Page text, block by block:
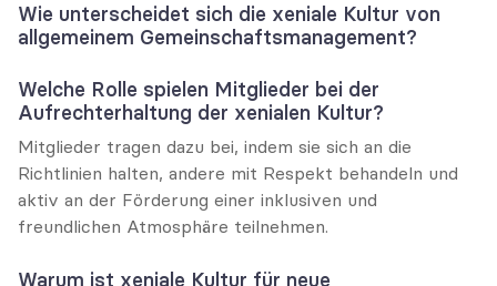
Wie unterscheidet sich die xeniale Kultur von
allgemeinem Gemeinschaftsmanagement?
Welche Rolle spielen Mitglieder bei der
Aufrechterhaltung der xenialen Kultur?
Mitglieder tragen dazu bei, indem sie sich an die
Richtlinien halten, andere mit Respekt behandeln und
aktiv an der Förderung einer inklusiven und
freundlichen Atmosphäre teilnehmen.
Warum ist xeniale Kultur für neue